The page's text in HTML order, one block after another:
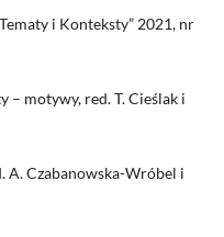
i Konteksty” 2021, nr
– motywy, red. T. Cieślak i
A. Czabanowska-Wróbel i